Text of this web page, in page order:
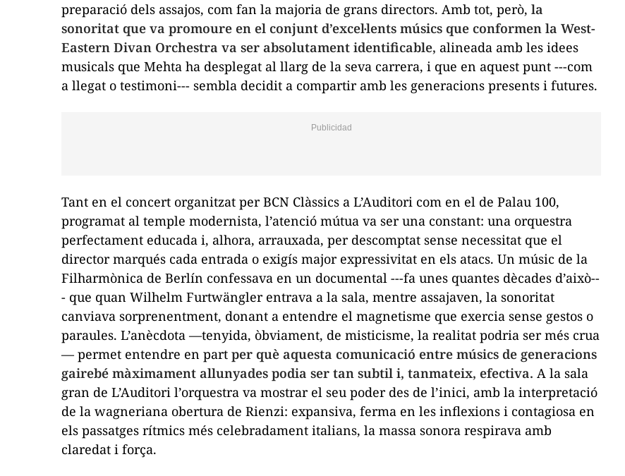
preparació dels assajos, com fan la majoria de grans directors. Amb tot, però, la
sonoritat que va promoure en el conjunt d’excel·lents músics que conformen la West-
Eastern Divan Orchestra va ser absolutament identificable, alineada amb les idees
musicals que Mehta ha desplegat al llarg de la seva carrera, i que en aquest punt ---com
a llegat o testimoni--- sembla decidit a compartir amb les generacions presents i futures.
Tant en el concert organitzat per BCN Clàssics a L’Auditori com en el de Palau 100,
programat al temple modernista, l’atenció mútua va ser una constant: una orquestra
perfectament educada i, alhora, arrauxada, per descomptat sense necessitat que el
director marqués cada entrada o exigís major expressivitat en els atacs. Un músic de la
Filharmònica de Berlín confessava en un documental ---fa unes quantes dècades d’això--
- que quan Wilhelm Furtwängler entrava a la sala, mentre assajaven, la sonoritat
canviava sorprenentment, donant a entendre el magnetisme que exercia sense gestos o
paraules. L’anècdota —tenyida, òbviament, de misticisme, la realitat podria ser més crua
— permet entendre en part per què aquesta comunicació entre músics de generacions
gairebé màximament allunyades podia ser tan subtil i, tanmateix, efectiva. A la sala
gran de L’Auditori l’orquestra va mostrar el seu poder des de l’inici, amb la interpretació
de la wagneriana obertura de Rienzi: expansiva, ferma en les inflexions i contagiosa en
els passatges rítmics més celebradament italians, la massa sonora respirava amb
claredat i força.